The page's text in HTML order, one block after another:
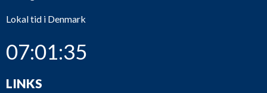
Lokal tid i Denmark
07:01:35
LINKS